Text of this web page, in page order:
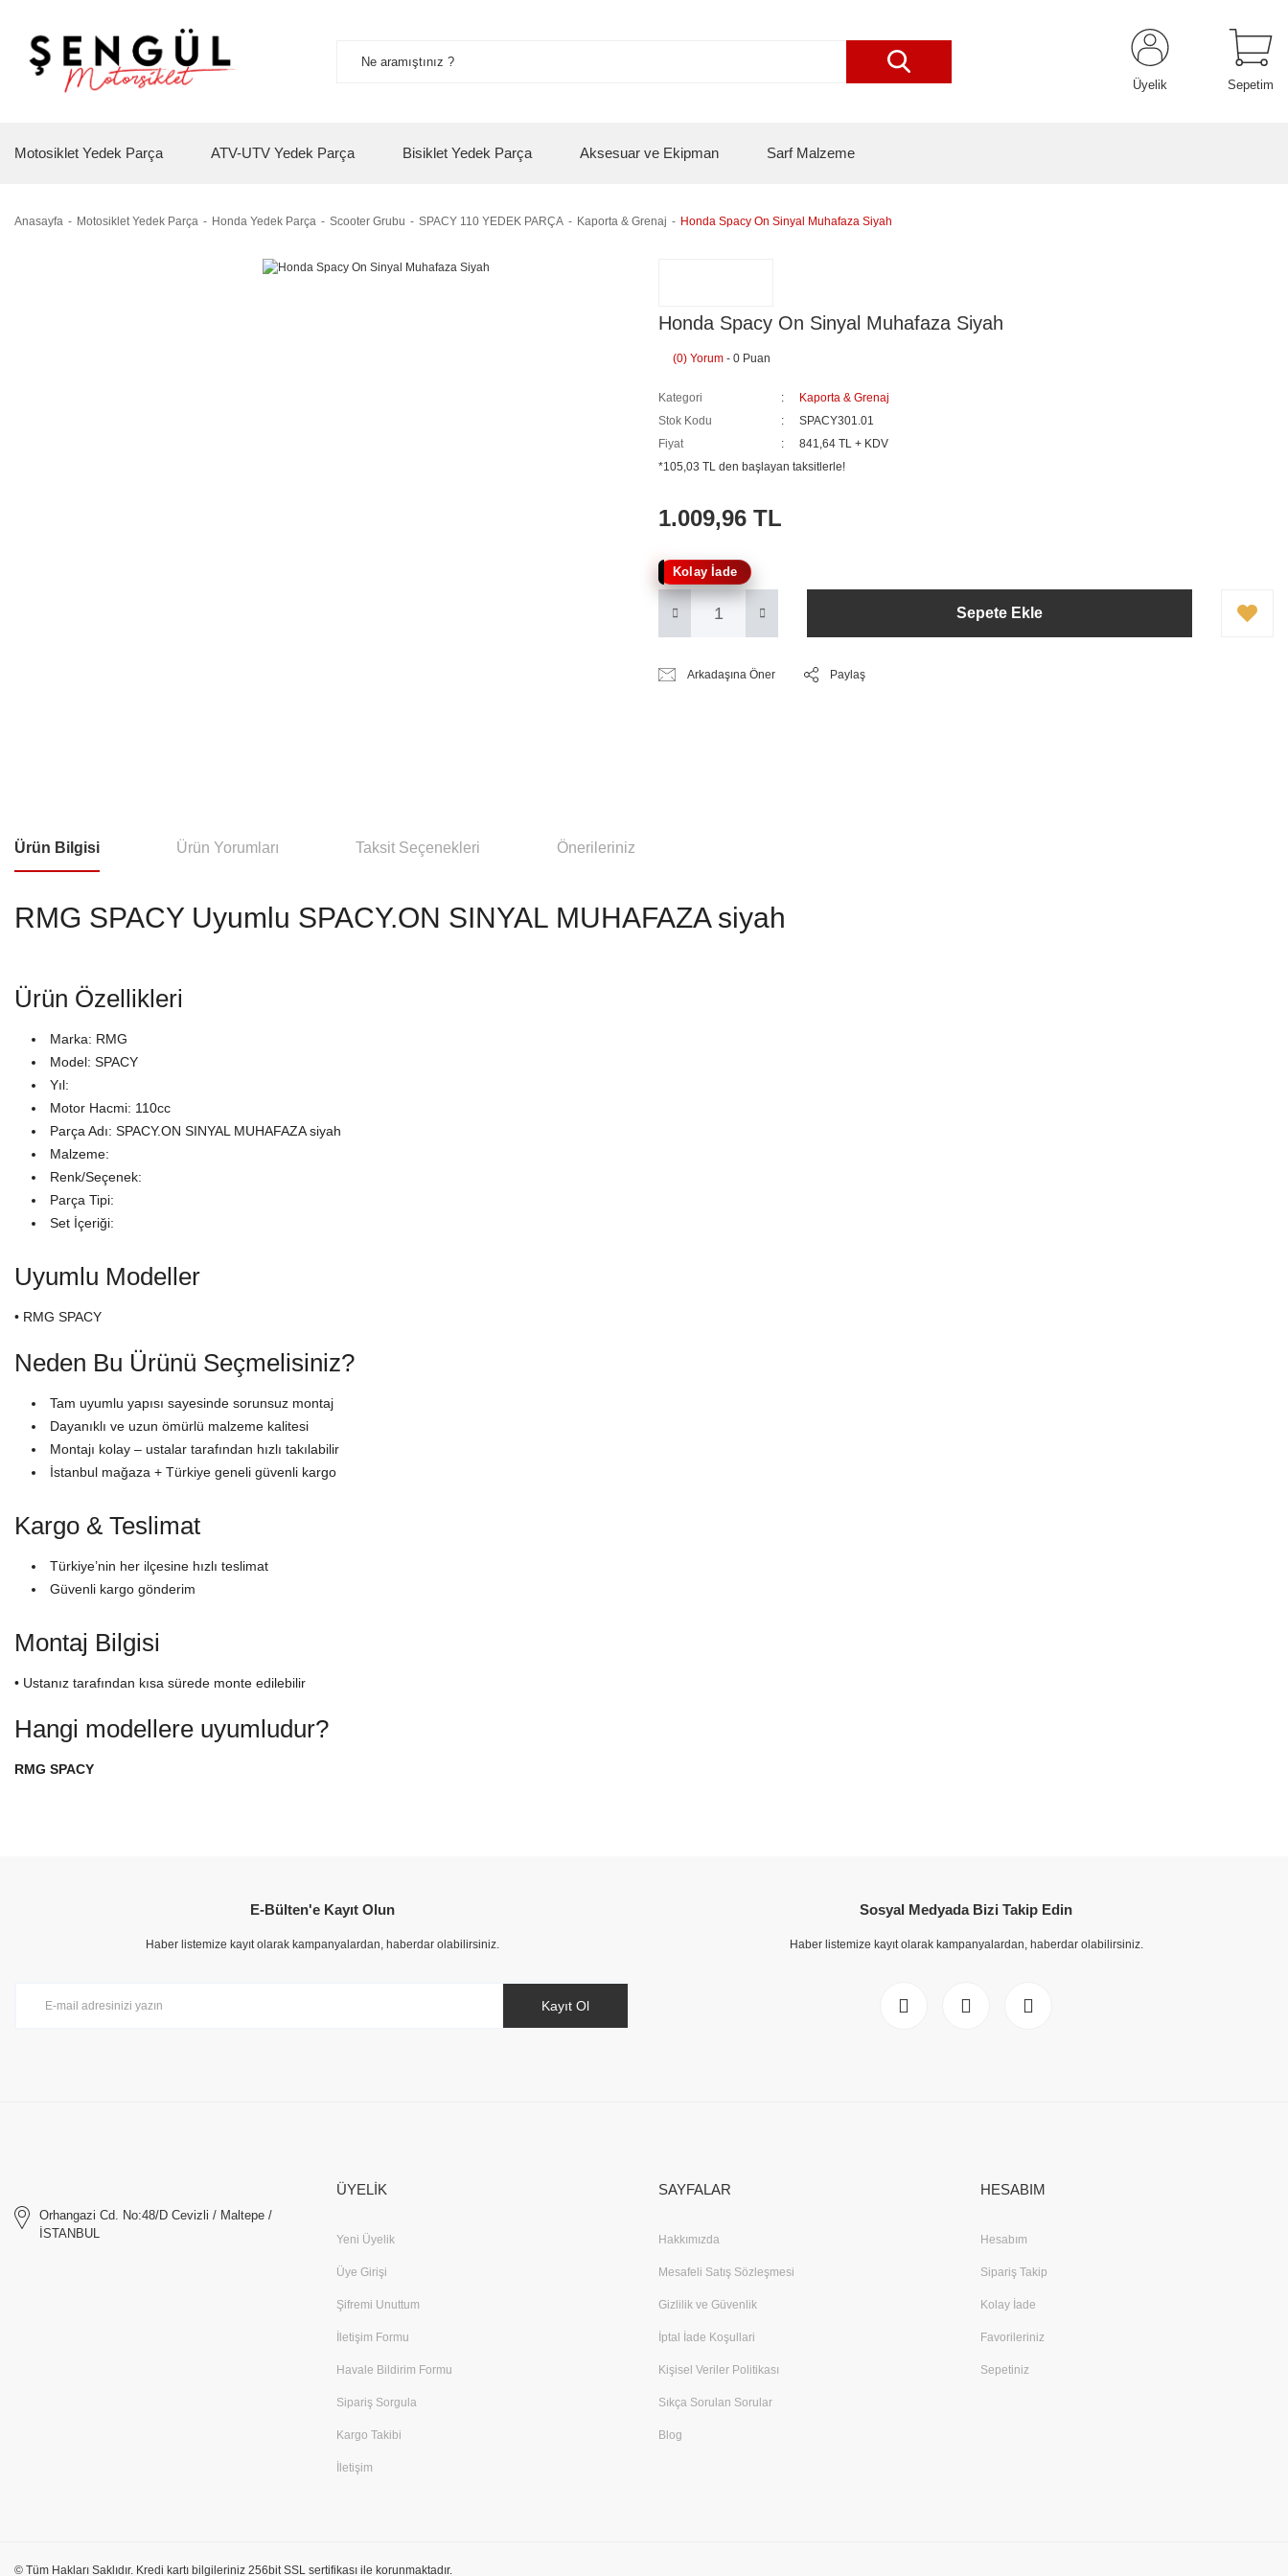
Üyelik Sepetim
Motosiklet Yedek Parça ATV-UTV Yedek Parça Bisiklet Yedek Parça Aksesuar ve Ekipman Sarf Malzeme
Anasayfa Motosiklet Yedek Parça Honda Yedek Parça Scooter Grubu SPACY 110 YEDEK PARÇA Kaporta & Grenaj Honda Spacy On Sinyal Muhafaza Siyah
Honda Spacy On Sinyal Muhafaza Siyah
(0) Yorum - 0 Puan
Kategori
Kaporta & Grenaj
Stok Kodu
SPACY301.01
Fiyat
841,64 TL + KDV
*105,03 TL den başlayan taksitlerle!
1.009,96 TL
Kolay İade
Sepete Ekle
Arkadaşına Öner Paylaş
Ürün Bilgisi Ürün Yorumları Taksit Seçenekleri Önerileriniz
RMG SPACY Uyumlu SPACY.ON SINYAL MUHAFAZA siyah
Ürün Özellikleri
Marka: RMG
Model: SPACY
Yıl:
Motor Hacmi: 110cc
Parça Adı: SPACY.ON SINYAL MUHAFAZA siyah
Malzeme:
Renk/Seçenek:
Parça Tipi:
Set İçeriği:
Uyumlu Modeller
• RMG SPACY
Neden Bu Ürünü Seçmelisiniz?
Tam uyumlu yapısı sayesinde sorunsuz montaj
Dayanıklı ve uzun ömürlü malzeme kalitesi
Montajı kolay – ustalar tarafından hızlı takılabilir
İstanbul mağaza + Türkiye geneli güvenli kargo
Kargo & Teslimat
Türkiye’nin her ilçesine hızlı teslimat
Güvenli kargo gönderim
Montaj Bilgisi
• Ustanız tarafından kısa sürede monte edilebilir
Hangi modellere uyumludur?
RMG SPACY
Ürün resmi kalitesiz, bozuk veya görüntülenemiyor.
Ürün açıklamasında eksik bilgiler bulunuyor.
E-Bülten'e Kayıt Olun
Haber listemize kayıt olarak kampanyalardan, haberdar olabilirsiniz.
Kayıt Ol
Sosyal Medyada Bizi Takip Edin
Haber listemize kayıt olarak kampanyalardan, haberdar olabilirsiniz.
Orhangazi Cd. No:48/D Cevizli / Maltepe /
İSTANBUL
ÜYELİK
Yeni Üyelik
Üye Girişi
Şifremi Unuttum
İletişim Formu
Havale Bildirim Formu
Sipariş Sorgula
Kargo Takibi
İletişim
SAYFALAR
Hakkımızda
Mesafeli Satış Sözleşmesi
Gizlilik ve Güvenlik
İptal İade Koşullari
Kişisel Veriler Politikası
Sıkça Sorulan Sorular
Blog
HESABIM
Hesabım
Sipariş Takip
Kolay İade
Favorileriniz
Sepetiniz
© Tüm Hakları Saklıdır. Kredi kartı bilgileriniz 256bit SSL sertifikası ile korunmaktadır.